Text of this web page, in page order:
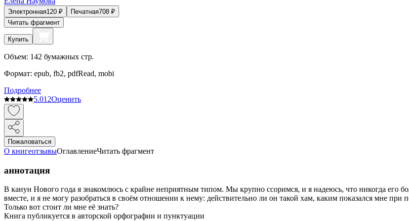
Электронная120 ₽ Печатная708 ₽
Читать фрагмент
Купить
Объем: 142 бумажных стр.
Формат: epub, fb2, pdfRead, mobi
Подробнее
5.012Оценить
Пожаловаться
О книгеотзывыОглавлениеЧитать фрагмент
аннотация
В канун Нового года я знакомлюсь с крайне неприятным типом. Мы крупно ссоримся, и я надеюсь, что никогда его
вместе, и я не могу разобраться в своём отношении к нему: действительно ли он такой хам, каким показался мне при
Только вот стоит ли мне её знать?
Книга публикуется в авторской орфографии и пунктуации